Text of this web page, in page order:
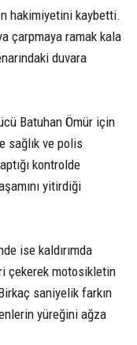
hakimiyetini kaybetti.
çarpmaya ramak kala
duvara
Batuhan Ömür için
sağlık ve polis
kontrolde
yitirdiği
ise kaldırımda
çekerek motosikletin
saniyelik farkın
yüreğini ağza